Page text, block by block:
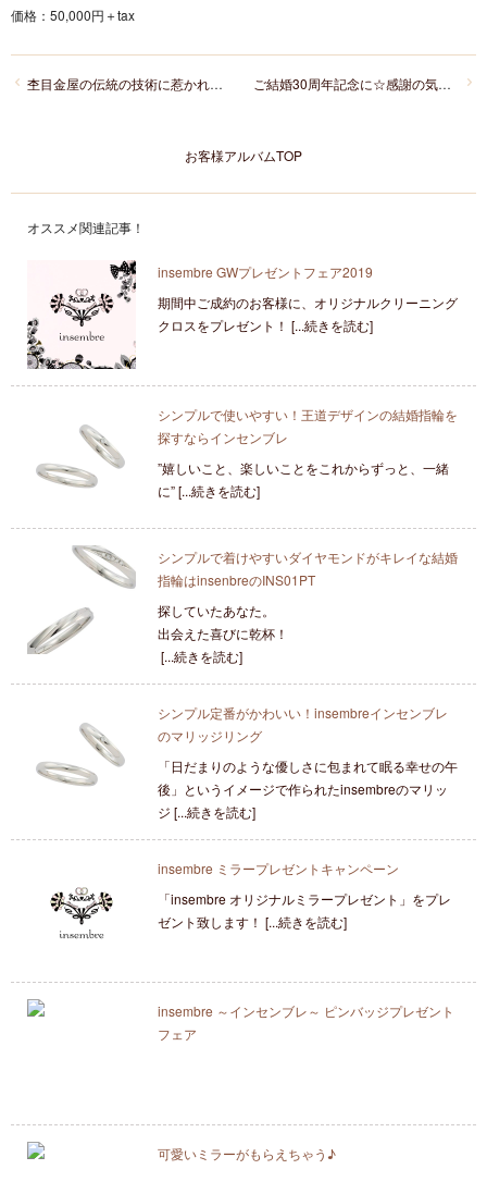
価格：50,000円＋tax
ご結婚30周年記念に☆感謝の気持ちを込めたオリジナル「パールブローチ」
杢目金屋の伝統の技術に惹かれました。
お客様アルバムTOP
オススメ関連記事！
insembre GWプレゼントフェア2019
期間中ご成約のお客様に、オリジナルクリーニング
クロスをプレゼント！ [...続きを読む]
シンプルで使いやすい！王道デザインの結婚指輪を
探すならインセンブレ
”嬉しいこと、楽しいことをこれからずっと、一緒
に” [...続きを読む]
シンプルで着けやすいダイヤモンドがキレイな結婚
指輪はinsenbreのINS01PT
探していたあなた。
出会えた喜びに乾杯！
[...続きを読む]
シンプル定番がかわいい！insembreインセンブレ
のマリッジリング
「日だまりのような優しさに包まれて眠る幸せの午
後」というイメージで作られたinsembreのマリッ
ジ [...続きを読む]
insembre ミラープレゼントキャンペーン
「insembre オリジナルミラープレゼント」をプレ
ゼント致します！ [...続きを読む]
insembre ～インセンブレ～ ピンバッジプレゼント
フェア
可愛いミラーがもらえちゃう♪